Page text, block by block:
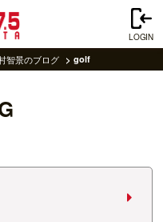
LOGIN
智景のブログ golf